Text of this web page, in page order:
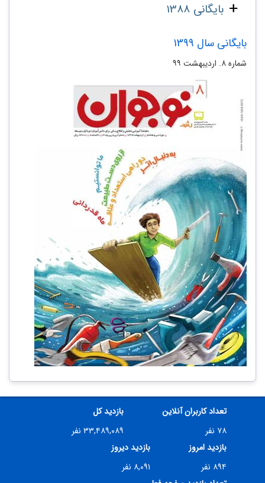
بایگانی 1388
بایگانی سال 1399
شماره ۸. اردیبهشت ۹۹
تعداد کاربران آنلاین
۷۸ نفر
بازدید کل
۳۳,۴۸۹,۰۸۹ نفر
بازدید امروز
۸۹۴ نفر
بازدید دیروز
۸,۰۹۱ نفر